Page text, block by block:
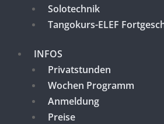
Solotechnik
Tangokurs-ELEF
INFOS
Privatstunden
Wochen Programm
Anmeldung
Preise